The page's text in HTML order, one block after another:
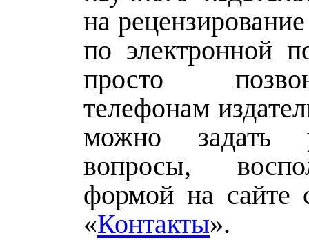
на
по электронной
просто
телефонам
можно задать
вопросы,
формой на сайте
«Контакты».